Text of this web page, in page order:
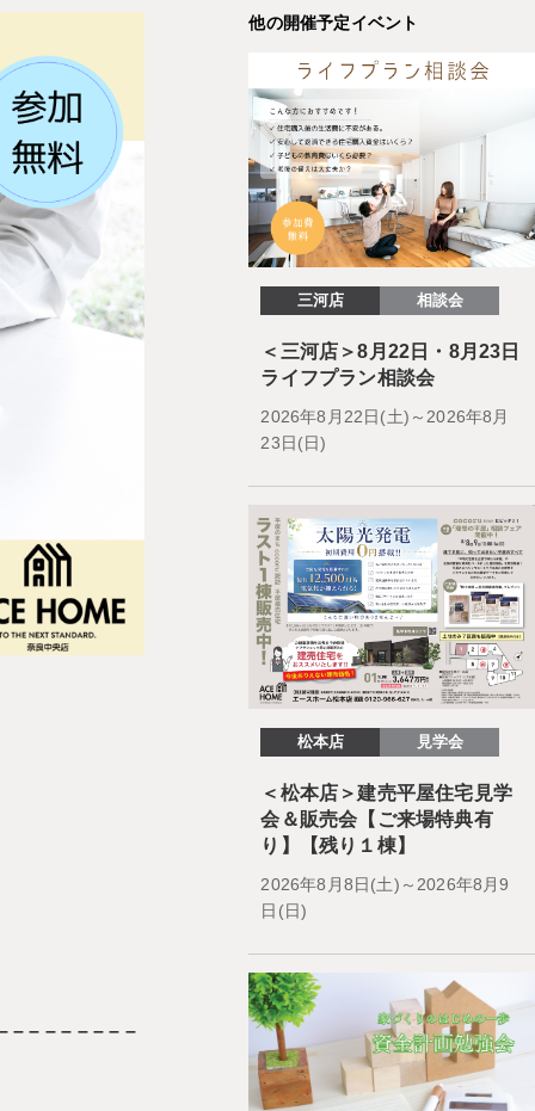
– – – – – – – –
他の開催予定イベント
三河店 相談会
＜三河店＞8月22日・8月23日
ライフプラン相談会
2026年8月22日(土)～2026年8月
23日(日)
松本店 見学会
＜松本店＞建売平屋住宅見学
会＆販売会【ご来場特典有
り】【残り１棟】
2026年8月8日(土)～2026年8月9
日(日)